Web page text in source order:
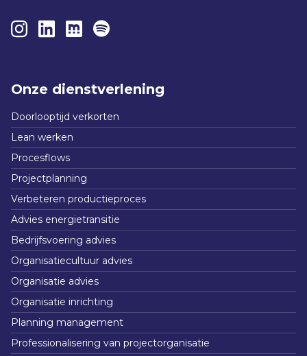
Onze dienstverlening
Doorlooptijd verkorten
Lean werken
Procesflows
Projectplanning
Verbeteren productieproces
Advies energietransitie
Bedrijfsvoering advies
Organisatiecultuur advies
Organisatie advies
Organisatie inrichting
Planning management
Professionalisering van projectorganisatie